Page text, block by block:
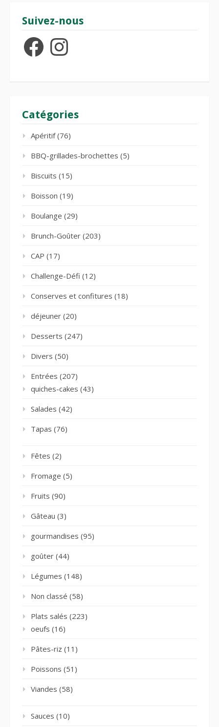
Suivez-nous
FacebookInstagram
Catégories
Apéritif(76)
BBQ-grillades-brochettes (5)
Biscuits (15)
Boisson (19)
Boulange (29)
Brunch-Goûter (203)
CAP (17)
Challenge-Défi (12)
Conserves et confitures (18)
déjeuner (20)
Desserts (247)
Divers (50)
Entrées (207)
quiches-cakes (43)
Salades (42)
Tapas (76)
Fêtes (2)
Fromage (5)
Fruits (90)
Gâteau (3)
gourmandises (95)
goûter (44)
Légumes (148)
Non classé (58)
Plats salés (223)
oeufs (16)
Pâtes-riz (11)
Poissons (51)
Viandes (58)
Sauces (10)